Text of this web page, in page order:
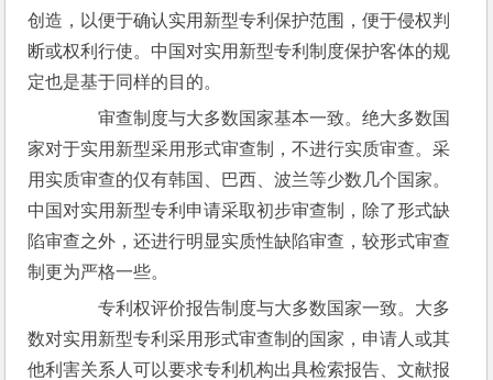
创造，以便于确认实用新型专利保护范围，便于侵权判
断或权利行使。中国对实用新型专利制度保护客体的规
定也是基于同样的目的。
审查制度与大多数国家基本一致。绝大多数国
家对于实用新型采用形式审查制，不进行实质审查。采
用实质审查的仅有韩国、巴西、波兰等少数几个国家。
中国对实用新型专利申请采取初步审查制，除了形式缺
陷审查之外，还进行明显实质性缺陷审查，较形式审查
制更为严格一些。
专利权评价报告制度与大多数国家一致。大多
数对实用新型专利采用形式审查制的国家，申请人或其
他利害关系人可以要求专利机构出具检索报告、文献报